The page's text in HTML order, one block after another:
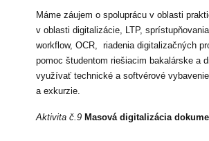
Máme záujem o spoluprácu v oblasti
v oblasti digitalizácie, LTP,
workflow, OCR, riadenia digitalizačných
pomoc študentom riešiacim bakalárske a
využívať technické a softvérové
a exkurzie.
Aktivita č.9 Masová digitalizácia